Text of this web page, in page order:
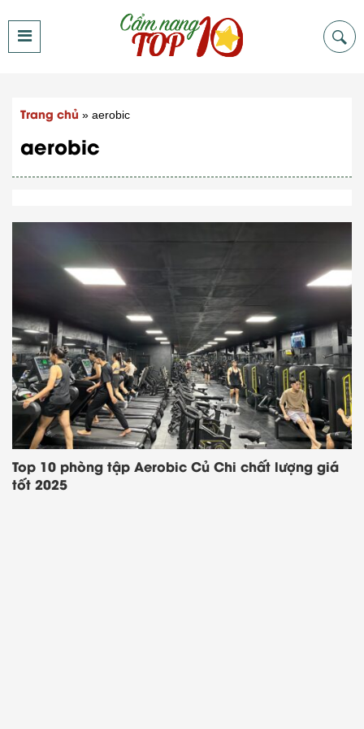
Trang chủ » aerobic
aerobic
Top 10 phòng tập Aerobic Củ Chi chất lượng giá
tốt 2025
Bạn tham gia group Zalo ngay hôm
nay để nhận voucher độc quyền và
deal sale cực hời nhé!